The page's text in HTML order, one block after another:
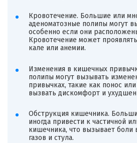
Кровотечение. Большие или
аденоматозные полипы могут
особенно если они
Кровотечение может
кале или анемии.
Изменения в кишечных
полипы могут вызывать
привычках, такие как понос
вызвать дискомфорт и
Обструкция кишечника.
иногда привести к частичной
кишечника, что вызывает боли
газов и стула.